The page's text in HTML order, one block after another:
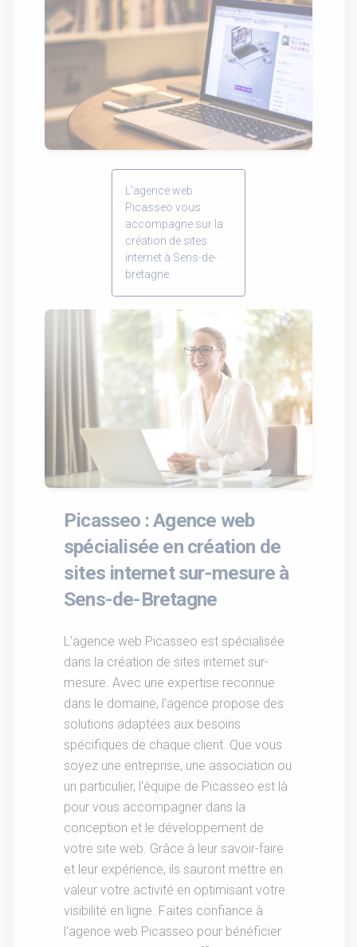
L'agence web
Picasseo vous
accompagne sur la
création de sites
internet à Sens-de-
bretagne.
Picasseo : Agence web
spécialisée en création de
sites internet sur-mesure à
Sens-de-Bretagne
L'agence web Picasseo est spécialisée
dans la création de sites internet sur-
mesure. Avec une expertise reconnue
dans le domaine, l'agence propose des
solutions adaptées aux besoins
spécifiques de chaque client. Que vous
soyez une entreprise, une association ou
un particulier, l'équipe de Picasseo est là
pour vous accompagner dans la
conception et le développement de
votre site web. Grâce à leur savoir-faire
et leur expérience, ils sauront mettre en
valeur votre activité en optimisant votre
visibilité en ligne. Faites confiance à
l'agence web Picasseo pour bénéficier